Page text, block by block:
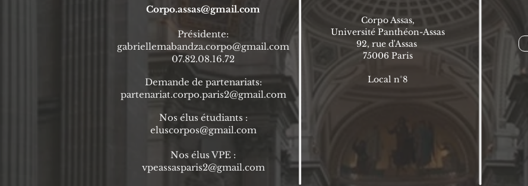
Corpo.assas@gmail.com
Présidente:
gabriellemabandza.corpo@gmail.com
07.82.08.16.72
Demande de partenariats:
partenariat.corpo.paris2@gmail.com
Nos élus étudiants :
eluscorpos@gmail.com
Nos élus VPE :
vpeassasparis2@gmail.com
Corpo Assas,
Université Panthéon-Assas
92, rue d'Assas
75006 Paris
Local n°8